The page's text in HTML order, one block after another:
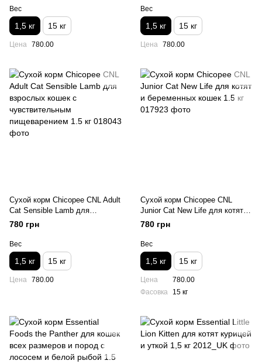
пищеварения 1.5 кг
Вес
1,5 кг 15 кг
Цена 780.00
Вес
1,5 кг 15 кг
Цена 780.00
Сухой корм Chicopee CNL Adult
Cat Sensible Lamb для
взрослых кошек с
чувствительным
пищеварением 1.5 кг
780 грн
Вес
1,5 кг 15 кг
Цена 780.00
Сухой корм Chicopee CNL
Junior Cat New Life для котят и
беременных кошек 1.5 кг
780 грн
Вес
1,5 кг 15 кг
Цена
780.00
Фасовка
15 кг